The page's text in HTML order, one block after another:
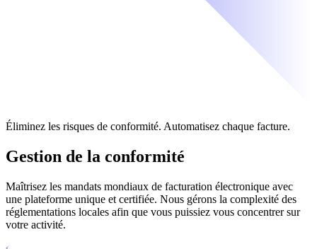
Éliminez les risques de conformité. Automatisez chaque facture.
Gestion de la conformité
Maîtrisez les mandats mondiaux de facturation électronique avec
une plateforme unique et certifiée. Nous gérons la complexité des
réglementations locales afin que vous puissiez vous concentrer sur
votre activité.